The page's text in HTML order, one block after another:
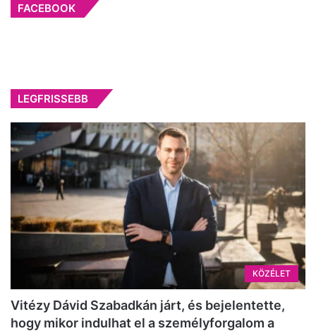
FACEBOOK
LEGFRISSEBB
KÖZÉLET
Vitézy Dávid Szabadkán járt, és bejelentette,
hogy mikor indulhat el a személyforgalom a